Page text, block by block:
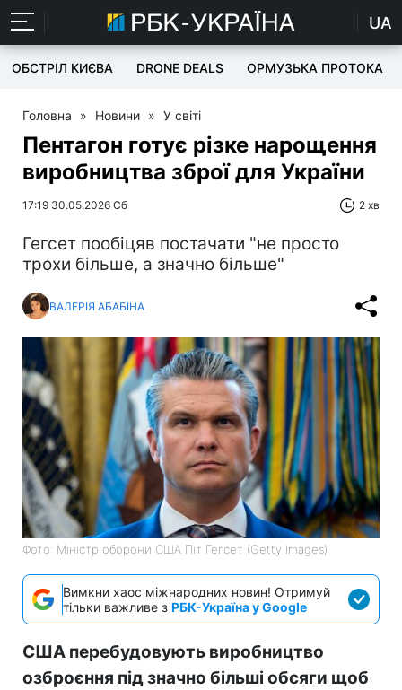
UA
ОБСТРІЛ КИЄВА DRONE DEALS ОРМУЗЬКА ПРОТОКА
Головна » Новини » У світі
Пентагон готує різке нарощення
виробництва зброї для України
17:19 30.05.2026 Сб 2 хв
Гегсет пообіцяв постачати "не просто
трохи більше, а значно більше"
ВАЛЕРІЯ АБАБІНА
Фото: Міністр оборони США Піт Гегсет (Getty Images)
Вимкни хаос міжнародних новин! Отримуй
тільки важливе з РБК-Україна у Google
США перебудовують виробництво
озброєння під значно більші обсяги щоб